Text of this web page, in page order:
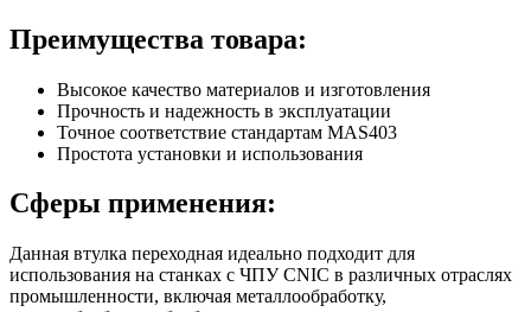
Преимущества товара:
Высокое качество материалов и изготовления
Прочность и надежность в эксплуатации
Точное соответствие стандартам MAS403
Простота установки и использования
Сферы применения:
Данная втулка переходная идеально подходит для
использования на станках с ЧПУ CNIC в различных отраслях
промышленности, включая металлообработку,